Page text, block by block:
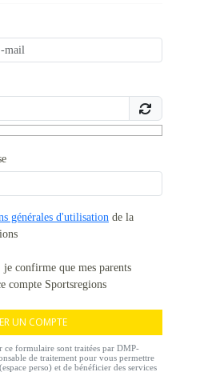
générales d'utilisation de la
confirme que mes parents
compte Sportsregions
UN COMPTE
ce formulaire sont traitées par DMP-
de traitement pour vous permettre
perso) et de bénéficier des services